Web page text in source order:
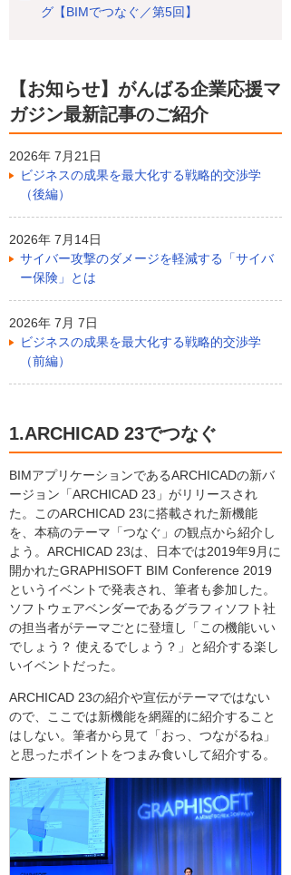
グ【BIMでつなぐ／第5回】
【お知らせ】がんばる企業応援マ
ガジン最新記事のご紹介
2026年 7月21日
ビジネスの成果を最大化する戦略的交渉学
（後編）
2026年 7月14日
サイバー攻撃のダメージを軽減する「サイバ
ー保険」とは
2026年 7月 7日
ビジネスの成果を最大化する戦略的交渉学
（前編）
1.ARCHICAD 23でつなぐ
BIMアプリケーションであるARCHICADの新バ
ージョン「ARCHICAD 23」がリリースされ
た。このARCHICAD 23に搭載された新機能
を、本稿のテーマ「つなぐ」の観点から紹介し
よう。ARCHICAD 23は、日本では2019年9月に
開かれたGRAPHISOFT BIM Conference 2019
というイベントで発表され、筆者も参加した。
ソフトウェアベンダーであるグラフィソフト社
の担当者がテーマごとに登壇し「この機能いい
でしょう？ 使えるでしょう？」と紹介する楽し
いイベントだった。
ARCHICAD 23の紹介や宣伝がテーマではない
ので、ここでは新機能を網羅的に紹介すること
はしない。筆者から見て「おっ、つながるね」
と思ったポイントをつまみ食いして紹介する。